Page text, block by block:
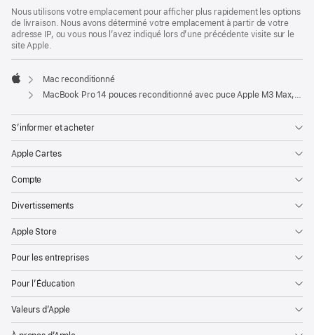
Nous utilisons votre emplacement pour afficher plus rapidement les options
de livraison. Nous avons déterminé votre emplacement à partir de votre
adresse IP, ou vous nous l’avez indiqué lors d’une précédente visite sur le
site Apple.
Apple
Mac reconditionné
MacBook Pro 14 pouces reconditionné avec puce Apple M3 Max, CPU 14 cœurs et GPU 30 cœurs - Noir sidéral
S’informer et acheter
Apple Cartes
Compte
Divertissements
Apple Store
Pour les entreprises
Pour l’Éducation
Valeurs d’Apple